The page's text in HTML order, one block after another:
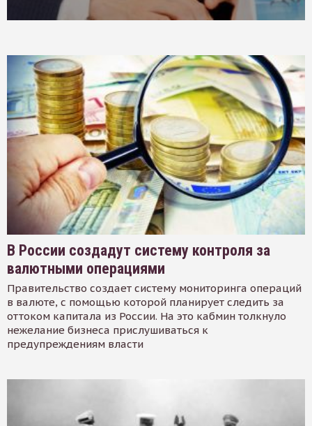
В России создадут систему контроля за
валютными операциями
Правительство создает систему мониторинга операций
в валюте, с помощью которой планирует следить за
оттоком капитала из России. На это кабмин толкнуло
нежелание бизнеса прислушиваться к
предупреждениям власти